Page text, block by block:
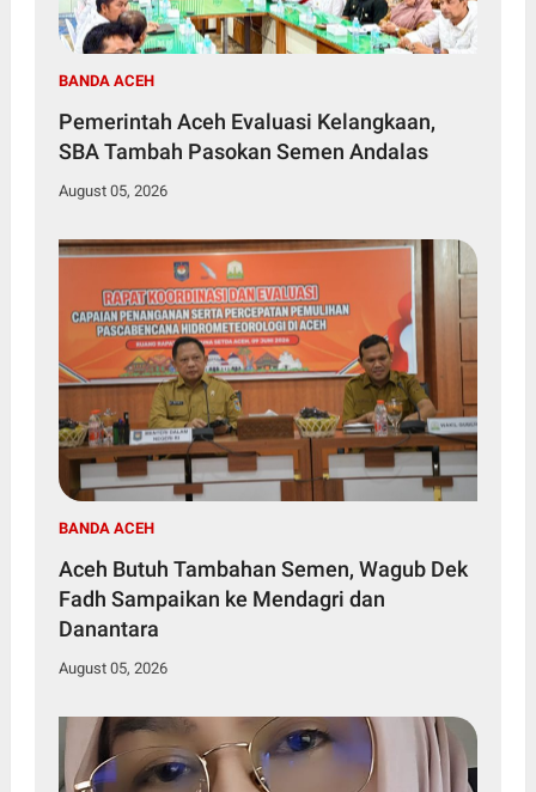
BANDA ACEH
Pemerintah Aceh Evaluasi Kelangkaan,
SBA Tambah Pasokan Semen Andalas
August 05, 2026
BANDA ACEH
Aceh Butuh Tambahan Semen, Wagub Dek
Fadh Sampaikan ke Mendagri dan
Danantara
August 05, 2026